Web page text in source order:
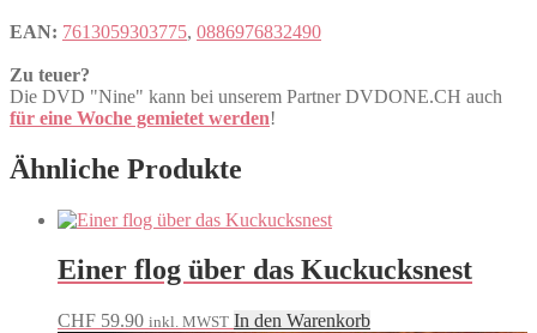
EAN: 7613059303775, 0886976832490
Zu teuer?
Die DVD "Nine" kann bei unserem Partner DVDONE.CH auch
für eine Woche gemietet werden!
Ähnliche Produkte
Einer flog über das Kuckucksnest
CHF 59.90 inkl. MWST In den Warenkorb